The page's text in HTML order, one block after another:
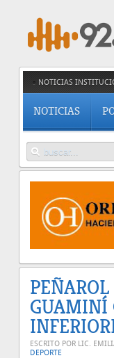
NOTICIAS
NOTICIAS
GUAMINÍ
ESCRITO POR LIC.
DEPORTE